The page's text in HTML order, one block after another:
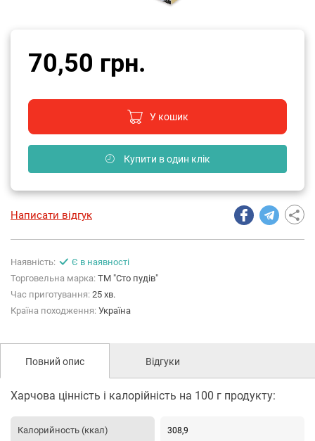
70,50 грн.
У кошик
Купити в один клік
Написати відгук
Наявність:
Є в наявності
Торговельна марка: ТМ "Сто пудів"
Час приготування: 25 хв.
Країна походження: Україна
Повний опис Відгуки
Харчова цінність і калорійність на 100 г продукту:
Калорийность (ккал) 308,9